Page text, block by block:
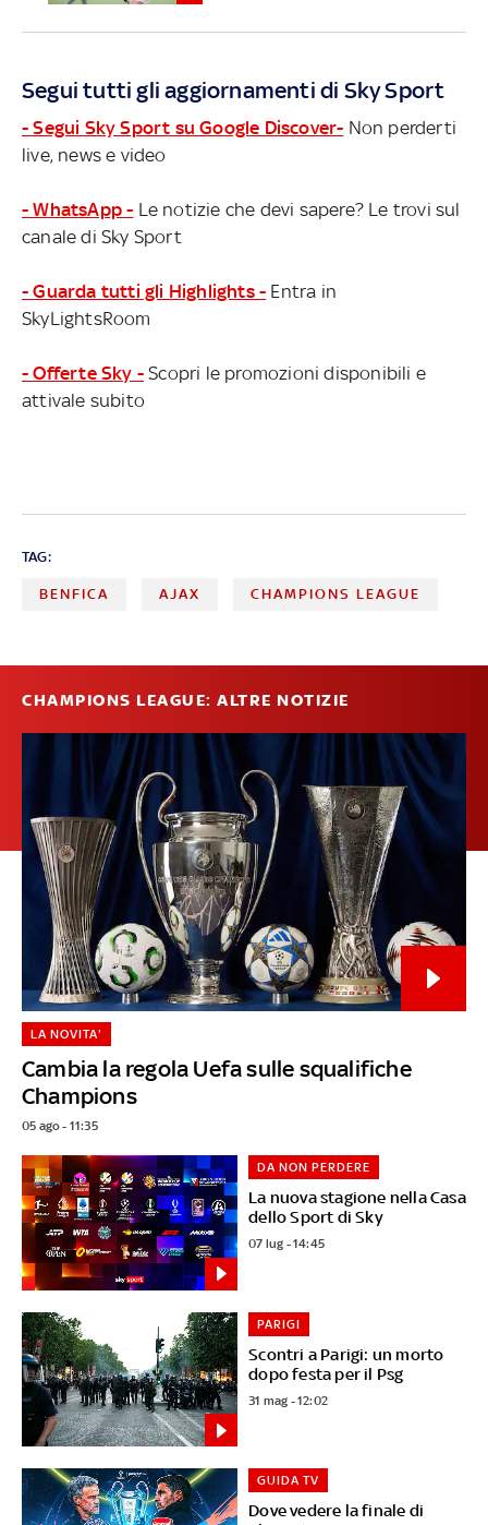
Segui tutti gli aggiornamenti di Sky Sport
- Segui Sky Sport su Google Discover- Non perderti
live, news e video
- WhatsApp - Le notizie che devi sapere? Le trovi sul
canale di Sky Sport
- Guarda tutti gli Highlights - Entra in
SkyLightsRoom
- Offerte Sky - Scopri le promozioni disponibili e
attivale subito
TAG:
BENFICA AJAX CHAMPIONS LEAGUE
CHAMPIONS LEAGUE: ALTRE NOTIZIE
Cambia la regola Uefa sulle squalifiche
Champions
LA NOVITA'
05 ago - 11:35
La nuova stagione nella Casa
dello Sport di Sky
DA NON PERDERE
07 lug - 14:45
Scontri a Parigi: un morto
dopo festa per il Psg
PARIGI
31 mag - 12:02
Dove vedere la finale di
GUIDA TV